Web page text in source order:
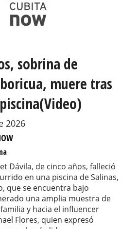
sobrina de
muere tras
2026
Dávila, de cinco años, falleció
en una piscina de Salinas,
que se encuentra bajo
una amplia muestra de
y hacia el influencer
Flores, quien expresó